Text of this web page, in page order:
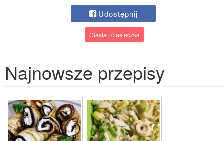
Udostępnij
Ciasta i ciasteczka
Najnowsze przepisy